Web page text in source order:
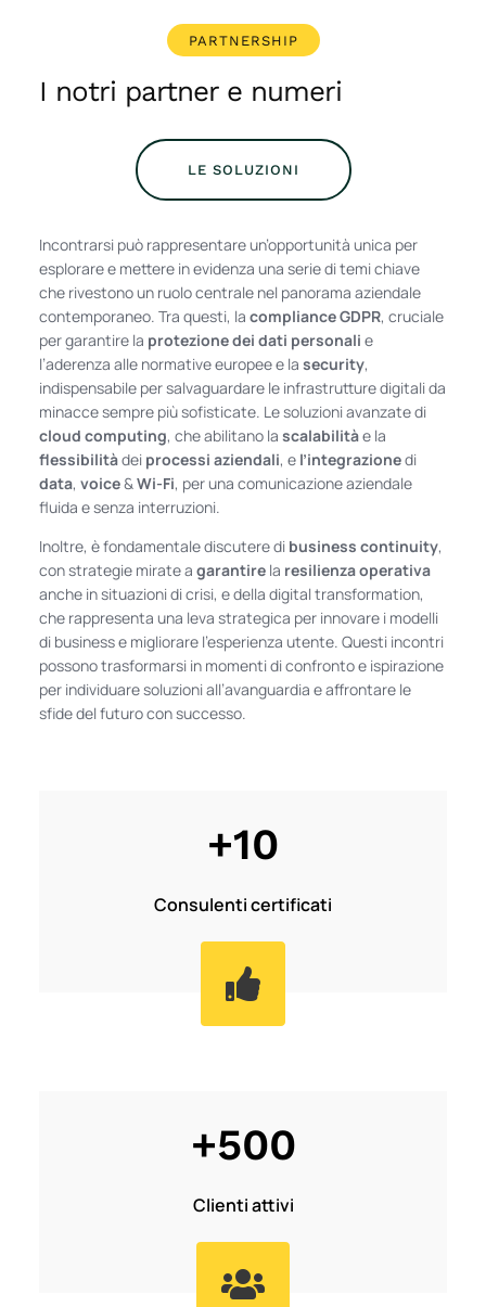
PARTNERSHIP
I notri partner e numeri
LE SOLUZIONI
Incontrarsi può rappresentare un’opportunità unica per
esplorare e mettere in evidenza una serie di temi chiave
che rivestono un ruolo centrale nel panorama aziendale
contemporaneo. Tra questi, la compliance GDPR, cruciale
per garantire la protezione dei dati personali e
l’aderenza alle normative europee e la security,
indispensabile per salvaguardare le infrastrutture digitali da
minacce sempre più sofisticate. Le soluzioni avanzate di
cloud computing, che abilitano la scalabilitàe la
flessibilitàdei processi aziendali, e l’integrazionedi
data, voice&Wi-Fi, per una comunicazione aziendale
fluida e senza interruzioni.
Inoltre, è fondamentale discutere di business continuity,
con strategie mirate a garantirela resilienzaoperativa
anche in situazioni di crisi, e della digital transformation,
che rappresenta una leva strategica per innovare i modelli
di business e migliorare l’esperienza utente. Questi incontri
possono trasformarsi in momenti di confronto e ispirazione
per individuare soluzioni all’avanguardia e affrontare le
sfide del futuro con successo.
+10
Consulenti certificati

+500
Clienti attivi
